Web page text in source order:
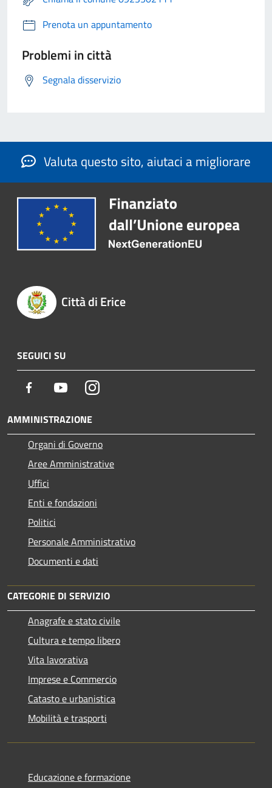
Prenota un appuntamento
Problemi in città
Segnala disservizio
Valuta questo sito, aiutaci a migliorare
Città di Erice
SEGUICI SU
Facebook YoutubeInstagram
AMMINISTRAZIONE
Organi di Governo
Aree Amministrative
Uffici
Enti e fondazioni
Politici
Personale Amministrativo
Documenti e dati
CATEGORIE DI SERVIZIO
Anagrafe e stato civile
Cultura e tempo libero
Vita lavorativa
Imprese e Commercio
Catasto e urbanistica
Mobilità e trasporti
Educazione e formazione